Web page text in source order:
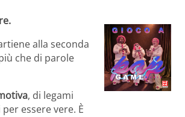
alla seconda
che di parole
, di legami
essere vere. È